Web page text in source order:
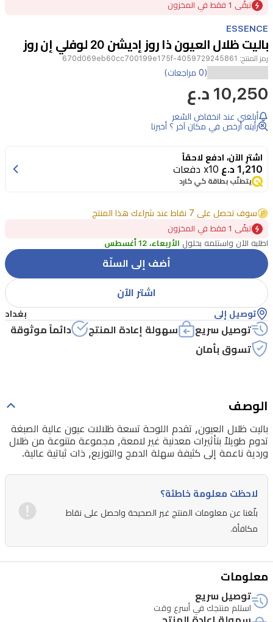
1
تبقًى 1 فقط في المخزون
ESSENCE
باليت ظلال العيون ذا روز إديشن 20 لوفلي إن روز
رمز المنتج: 4059729245861-670d069eb60cc700199e175f
(0 مراجعات)
10,250 د.ع
أبلغني عند انخفاض السّعر
رأيته أرخص في مكان آخر ؟ أخبرنا
اشترِ الآن، ادفع لاحقاً
1,210 د.ع x10 دفعات
يتطلّب بطاقة كي كارد
سوف تحصل على 7 نقاط عند شراءك هذا المنتج
تبقًى 1 فقط في المخزون
اطلبه الآن واستلمه بحلول الأربعاء، 12 أغسطس
أضف إلى السلّة
اشتر الآن
توصيل إلى بغداد
توصيل سريع سهولة إعادة المنتج
دائماً موثوقة
تسوق بأمان
الوصف
باليت ظلال العيون, تقدم اللوحة تسعة ظلالات عيون عالية الصبغة
تدوم طويلاً بتأثيرات معدنية غير لامعة, مجموعة متنوعة من ظلال
وردية ناعمة إلى كثيفة سهلة الدمج والتوزيع, ذات ثباتية عالية.
لاحظت معلومة خاطئة؟
بلّغنا عن معلومات المنتج غير الصحيحة واحصل على نقاط
مكافأة.
معلومات
توصيل سريع
استلم منتجك في أسرع وقت